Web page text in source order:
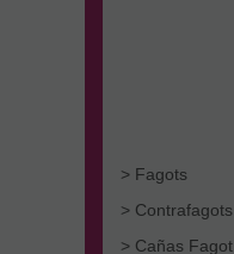
> Fagots
> Contrafagots
> Cañas Fagot